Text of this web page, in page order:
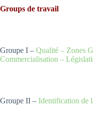
Groups de travail
Groupe I – Qualité – Zones
Commercialisation –
Groupe II – Identification de